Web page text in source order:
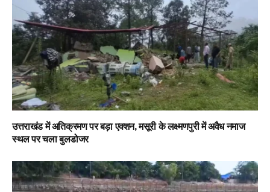
उत्तराखंड में अतिक्रमण पर बड़ा एक्शन, मसूरी के लक्ष्मणपुरी में अवैध नमाज
स्थल पर चला बुलडोजर